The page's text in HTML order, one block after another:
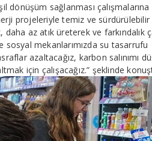
sağlanması çalışmalarına
projeleriyle temiz ve
az atık üreterek ve farkındalık
mekanlarımızda su tasarrufu
azaltacağız, karbon salınımı
için çalışacağız.” şeklinde